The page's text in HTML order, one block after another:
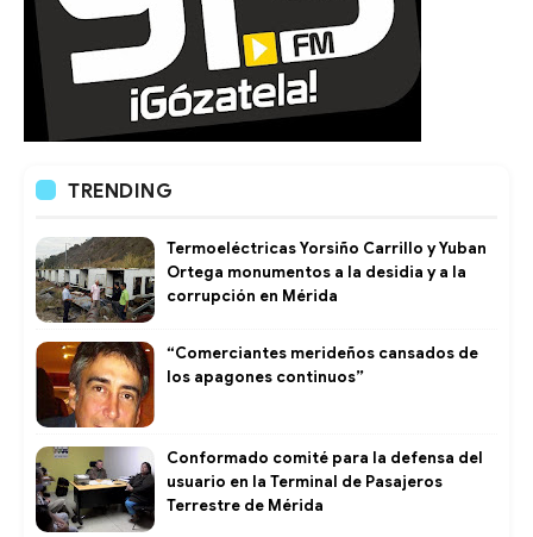
TRENDING
Termoeléctricas Yorsiño Carrillo y Yuban
Ortega monumentos a la desidia y a la
corrupción en Mérida
“Comerciantes merideños cansados de
los apagones continuos”
Conformado comité para la defensa del
usuario en la Terminal de Pasajeros
Terrestre de Mérida